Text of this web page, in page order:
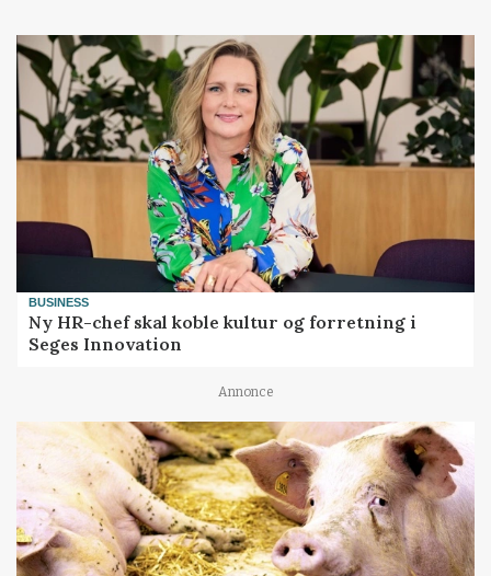
BUSINESS
Ny HR-chef skal koble kultur og forretning i
Seges Innovation
Annonce